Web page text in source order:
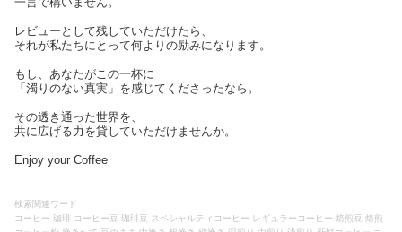
レビューとして残していただけたら、
それが私たちにとって何よりの励みになります。
もし、あなたがこの一杯に
「濁りのない真実」を感じてくださったなら。
その透き通った世界を、
共に広げる力を貸していただけませんか。
Enjoy your Coffee
検索関連ワード
コーヒー 珈琲 コーヒー豆 珈琲豆 スペシャルティコーヒー レギュラーコーヒー 焙煎豆 焙煎